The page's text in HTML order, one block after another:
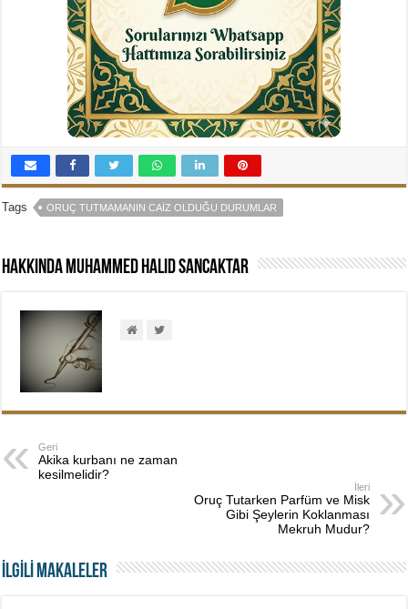
Tags ORUÇ TUTMAMANIN CAIZ OLDUĞU DURUMLAR
Hakkında Muhammed Halid Sancaktar
Geri
Akika kurbanı ne zaman
kesilmelidir?
İleri
Oruç Tutarken Parfüm ve Misk
Gibi Şeylerin Koklanması
Mekruh Mudur?
İLGİLİ MAKALELER